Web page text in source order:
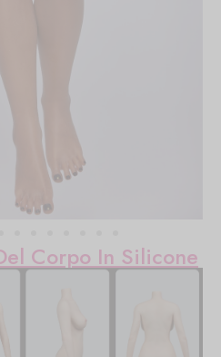
Corpo In Silicone